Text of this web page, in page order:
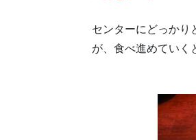
センターにどっかり
が、食べ進めていく